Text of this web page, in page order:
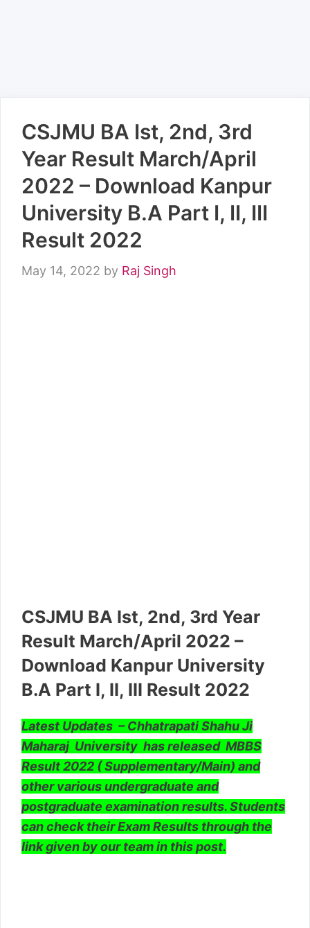
CSJMU BA Ist, 2nd, 3rd
Year Result March/April
2022 – Download Kanpur
University B.A Part I, II, III
Result 2022
May 14, 2022 by Raj Singh
CSJMU BA Ist, 2nd, 3rd Year
Result March/April 2022 –
Download Kanpur University
B.A Part I, II, III Result 2022
Latest Updates – Chhatrapati Shahu Ji
Maharaj University has released MBBS
Result 2022 ( Supplementary/Main) and
other various undergraduate and
postgraduate examination results. Students
can check their Exam Results through the
link given by our team in this post.